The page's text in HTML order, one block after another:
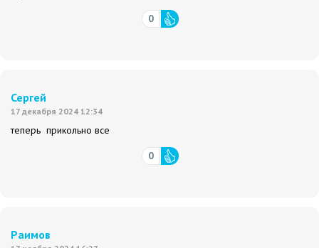
0
Сергей
17 декабря 2024 12:34
теперь прикольно все
0
Раимов